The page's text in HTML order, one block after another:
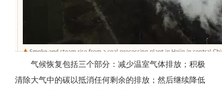
气候恢复包括三个部分：减少温室气体排放；积极
清除大气中的碳以抵消任何剩余的排放；然后继续降低